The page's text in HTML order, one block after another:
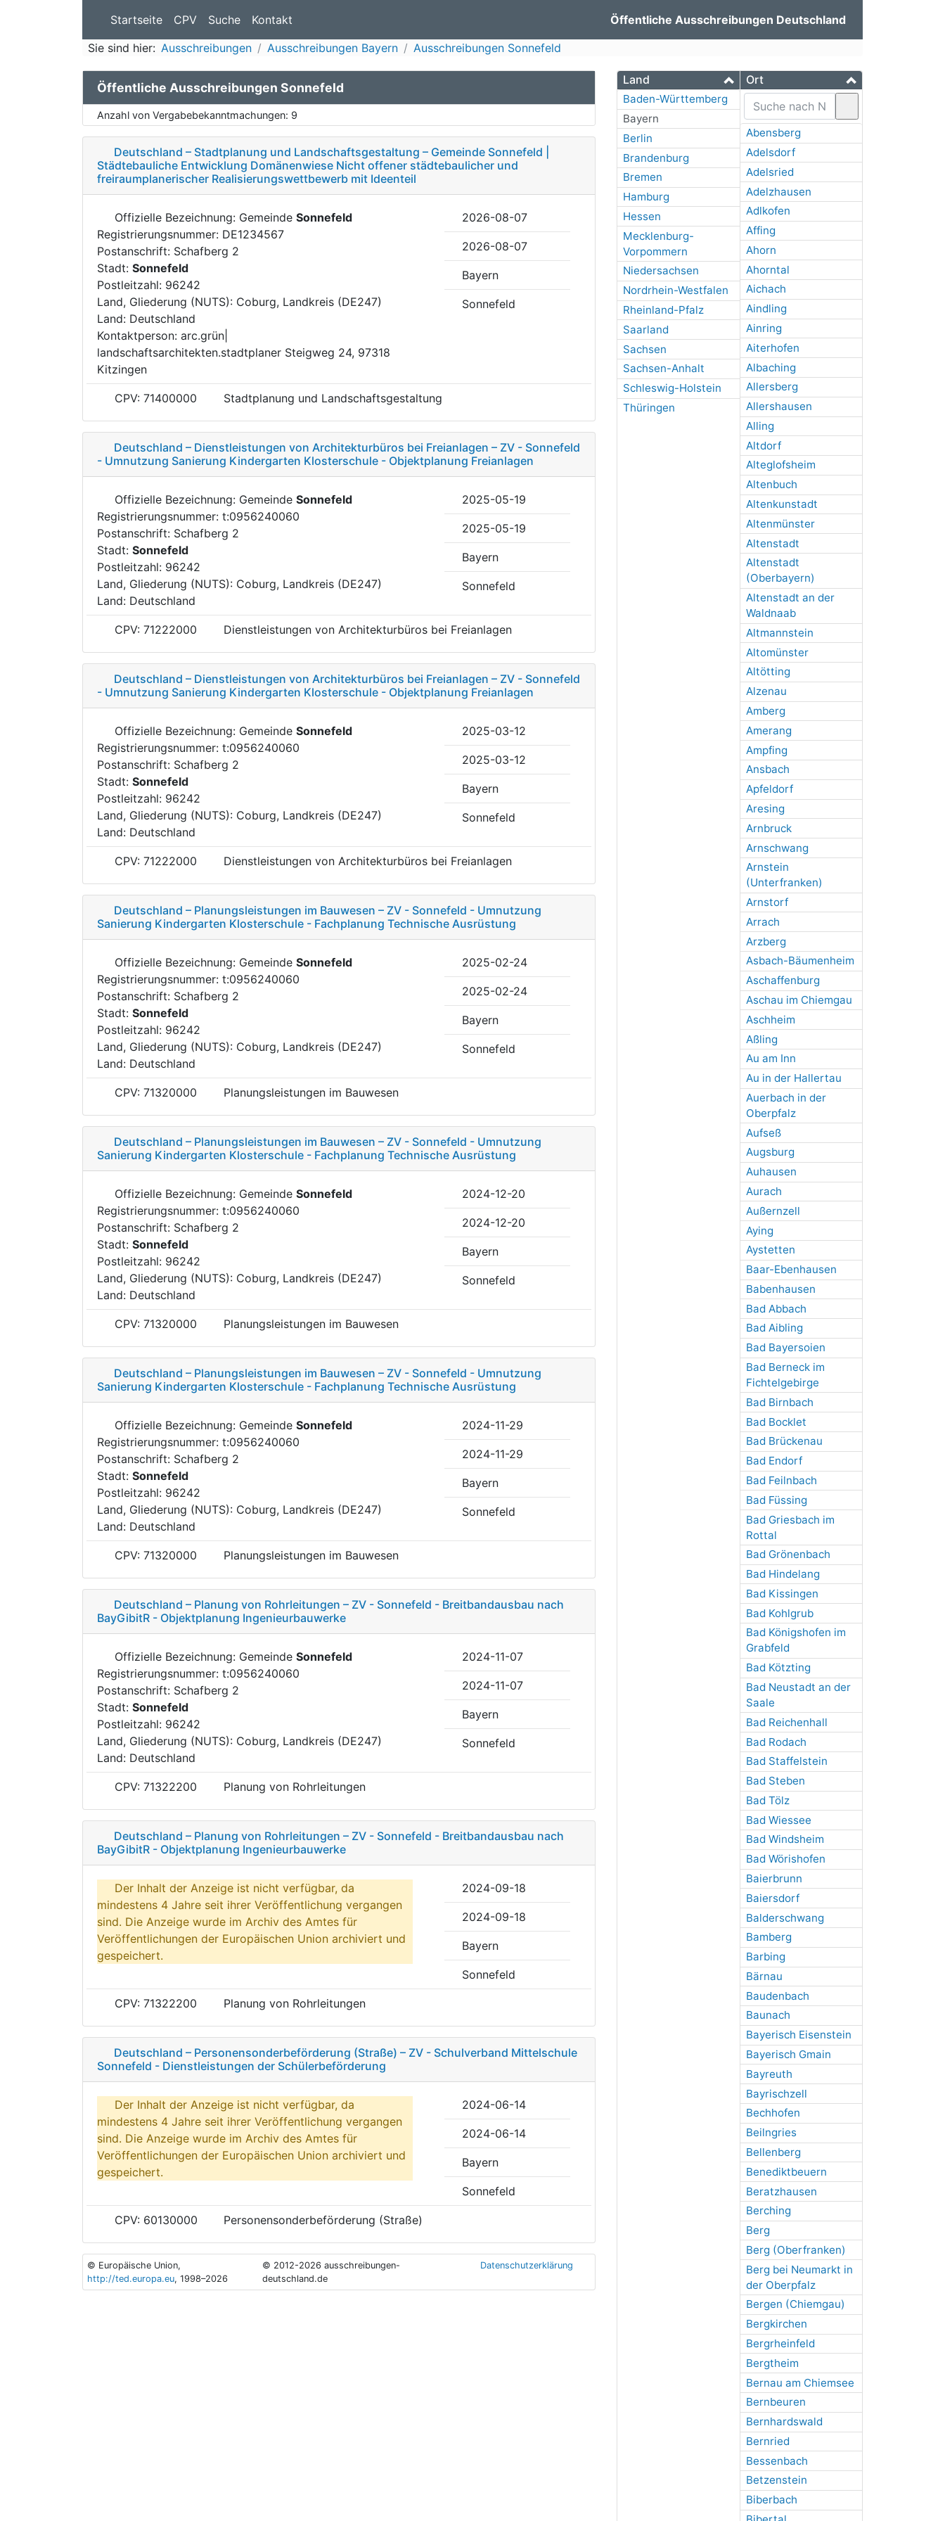
Startseite CPV Suche Kontakt Öffentliche Ausschreibungen Deutschland
Sie sind hier: Ausschreibungen Ausschreibungen Bayern Ausschreibungen Sonnefeld
Land
Baden-Württemberg
Bayern
Berlin
Brandenburg
Bremen
Hamburg
Hessen
Mecklenburg-
Vorpommern
Niedersachsen
Nordrhein-Westfalen
Rheinland-Pfalz
Saarland
Sachsen
Sachsen-Anhalt
Schleswig-Holstein
Thüringen
Ort
Abensberg
Adelsdorf
Adelsried
Adelzhausen
Adlkofen
Affing
Ahorn
Ahorntal
Aichach
Aindling
Ainring
Aiterhofen
Albaching
Allersberg
Allershausen
Alling
Altdorf
Alteglofsheim
Altenbuch
Altenkunstadt
Altenmünster
Altenstadt
Altenstadt
(Oberbayern)
Altenstadt an der
Waldnaab
Altmannstein
Altomünster
Altötting
Alzenau
Amberg
Amerang
Ampfing
Ansbach
Apfeldorf
Aresing
Arnbruck
Arnschwang
Arnstein
(Unterfranken)
Arnstorf
Arrach
Arzberg
Asbach-Bäumenheim
Aschaffenburg
Aschau im Chiemgau
Aschheim
Aßling
Au am Inn
Au in der Hallertau
Auerbach in der
Oberpfalz
Aufseß
Augsburg
Auhausen
Aurach
Außernzell
Aying
Aystetten
Baar-Ebenhausen
Babenhausen
Bad Abbach
Bad Aibling
Bad Bayersoien
Bad Berneck im
Fichtelgebirge
Bad Birnbach
Bad Bocklet
Bad Brückenau
Bad Endorf
Bad Feilnbach
Bad Füssing
Bad Griesbach im
Rottal
Bad Grönenbach
Bad Hindelang
Bad Kissingen
Bad Kohlgrub
Bad Königshofen im
Grabfeld
Bad Kötzting
Bad Neustadt an der
Saale
Bad Reichenhall
Bad Rodach
Bad Staffelstein
Bad Steben
Bad Tölz
Bad Wiessee
Bad Windsheim
Bad Wörishofen
Baierbrunn
Baiersdorf
Balderschwang
Bamberg
Barbing
Bärnau
Baudenbach
Baunach
Bayerisch Eisenstein
Bayerisch Gmain
Bayreuth
Bayrischzell
Bechhofen
Beilngries
Bellenberg
Benediktbeuern
Beratzhausen
Berching
Berg
Berg (Oberfranken)
Berg bei Neumarkt in
der Oberpfalz
Bergen (Chiemgau)
Bergkirchen
Bergrheinfeld
Bergtheim
Bernau am Chiemsee
Bernbeuren
Bernhardswald
Bernried
Bessenbach
Betzenstein
Biberbach
Öffentliche Ausschreibungen Sonnefeld
Anzahl von Vergabebekanntmachungen: 9
Deutschland – Stadtplanung und Landschaftsgestaltung – Gemeinde Sonnefeld |
Städtebauliche Entwicklung Domänenwiese Nicht offener städtebaulicher und
freiraumplanerischer Realisierungswettbewerb mit Ideenteil
Offizielle Bezeichnung: Gemeinde Sonnefeld
Registrierungsnummer: DE1234567
Postanschrift: Schafberg 2
Stadt: Sonnefeld
Postleitzahl: 96242
Land, Gliederung (NUTS): Coburg, Landkreis (DE247)
Land: Deutschland
Kontaktperson: arc.grün|
landschaftsarchitekten.stadtplaner Steigweg 24, 97318
Kitzingen
2026-08-07
2026-08-07
Bayern
Sonnefeld
CPV: 71400000 Stadtplanung und Landschaftsgestaltung
Deutschland – Dienstleistungen von Architekturbüros bei Freianlagen – ZV - Sonnefeld
- Umnutzung Sanierung Kindergarten Klosterschule - Objektplanung Freianlagen
Offizielle Bezeichnung: Gemeinde Sonnefeld
Registrierungsnummer: t:0956240060
Postanschrift: Schafberg 2
Stadt: Sonnefeld
Postleitzahl: 96242
Land, Gliederung (NUTS): Coburg, Landkreis (DE247)
Land: Deutschland
2025-05-19
2025-05-19
Bayern
Sonnefeld
CPV: 71222000 Dienstleistungen von Architekturbüros bei Freianlagen
Deutschland – Dienstleistungen von Architekturbüros bei Freianlagen – ZV - Sonnefeld
- Umnutzung Sanierung Kindergarten Klosterschule - Objektplanung Freianlagen
Offizielle Bezeichnung: Gemeinde Sonnefeld
Registrierungsnummer: t:0956240060
Postanschrift: Schafberg 2
Stadt: Sonnefeld
Postleitzahl: 96242
Land, Gliederung (NUTS): Coburg, Landkreis (DE247)
Land: Deutschland
2025-03-12
2025-03-12
Bayern
Sonnefeld
CPV: 71222000 Dienstleistungen von Architekturbüros bei Freianlagen
Deutschland – Planungsleistungen im Bauwesen – ZV - Sonnefeld - Umnutzung
Sanierung Kindergarten Klosterschule - Fachplanung Technische Ausrüstung
Offizielle Bezeichnung: Gemeinde Sonnefeld
Registrierungsnummer: t:0956240060
Postanschrift: Schafberg 2
Stadt: Sonnefeld
Postleitzahl: 96242
Land, Gliederung (NUTS): Coburg, Landkreis (DE247)
Land: Deutschland
2025-02-24
2025-02-24
Bayern
Sonnefeld
CPV: 71320000 Planungsleistungen im Bauwesen
Deutschland – Planungsleistungen im Bauwesen – ZV - Sonnefeld - Umnutzung
Sanierung Kindergarten Klosterschule - Fachplanung Technische Ausrüstung
Offizielle Bezeichnung: Gemeinde Sonnefeld
Registrierungsnummer: t:0956240060
Postanschrift: Schafberg 2
Stadt: Sonnefeld
Postleitzahl: 96242
Land, Gliederung (NUTS): Coburg, Landkreis (DE247)
Land: Deutschland
2024-12-20
2024-12-20
Bayern
Sonnefeld
CPV: 71320000 Planungsleistungen im Bauwesen
Deutschland – Planungsleistungen im Bauwesen – ZV - Sonnefeld - Umnutzung
Sanierung Kindergarten Klosterschule - Fachplanung Technische Ausrüstung
Offizielle Bezeichnung: Gemeinde Sonnefeld
Registrierungsnummer: t:0956240060
Postanschrift: Schafberg 2
Stadt: Sonnefeld
Postleitzahl: 96242
Land, Gliederung (NUTS): Coburg, Landkreis (DE247)
Land: Deutschland
2024-11-29
2024-11-29
Bayern
Sonnefeld
CPV: 71320000 Planungsleistungen im Bauwesen
Deutschland – Planung von Rohrleitungen – ZV - Sonnefeld - Breitbandausbau nach
BayGibitR - Objektplanung Ingenieurbauwerke
Offizielle Bezeichnung: Gemeinde Sonnefeld
Registrierungsnummer: t:0956240060
Postanschrift: Schafberg 2
Stadt: Sonnefeld
Postleitzahl: 96242
Land, Gliederung (NUTS): Coburg, Landkreis (DE247)
Land: Deutschland
2024-11-07
2024-11-07
Bayern
Sonnefeld
CPV: 71322200 Planung von Rohrleitungen
Deutschland – Planung von Rohrleitungen – ZV - Sonnefeld - Breitbandausbau nach
BayGibitR - Objektplanung Ingenieurbauwerke
Der Inhalt der Anzeige ist nicht verfügbar, da
mindestens 4 Jahre seit ihrer Veröffentlichung vergangen
sind. Die Anzeige wurde im Archiv des Amtes für
Veröffentlichungen der Europäischen Union archiviert und
gespeichert.
2024-09-18
2024-09-18
Bayern
Sonnefeld
CPV: 71322200 Planung von Rohrleitungen
Deutschland – Personensonderbeförderung (Straße) – ZV - Schulverband Mittelschule
Sonnefeld - Dienstleistungen der Schülerbeförderung
Der Inhalt der Anzeige ist nicht verfügbar, da
mindestens 4 Jahre seit ihrer Veröffentlichung vergangen
sind. Die Anzeige wurde im Archiv des Amtes für
Veröffentlichungen der Europäischen Union archiviert und
gespeichert.
2024-06-14
2024-06-14
Bayern
Sonnefeld
CPV: 60130000 Personensonderbeförderung (Straße)
© Europäische Union,
http://ted.europa.eu, 1998–2026
© 2012-2026 ausschreibungen-
deutschland.de
Datenschutzerklärung